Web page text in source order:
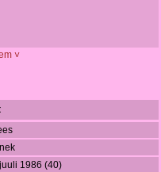
˅
1986 (40)